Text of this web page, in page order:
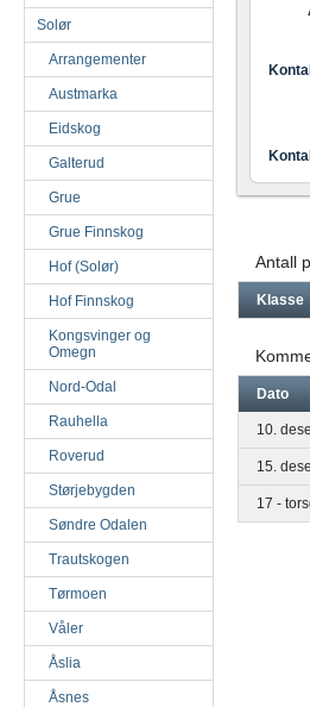
Solør
Arrangementer
Austmarka
Eidskog
Galterud
Grue
Grue Finnskog
Hof (Solør)
Hof Finnskog
Kongsvinger og
Omegn
Nord-Odal
Rauhella
Roverud
Størjebygden
Søndre Odalen
Trautskogen
Tørmoen
Våler
Åslia
Åsnes
Antall
Klasse
Dato
10.
15.
17 -